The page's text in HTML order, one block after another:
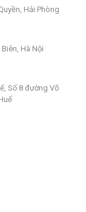
Hải Phòng
Hà Nội
Số 8 đường Võ